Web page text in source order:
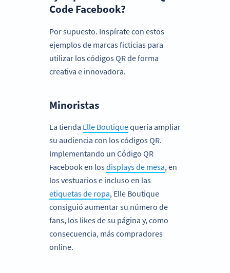
Code Facebook?
Por supuesto. Inspírate con estos
ejemplos de marcas ficticias para
utilizar los códigos QR de forma
creativa e innovadora.
Minoristas
La tienda Elle Boutiquequería ampliar
su audiencia con los códigos QR.
Implementando un Código QR
Facebook en losdisplays de mesa, en
los vestuarios e incluso en las
etiquetas de ropa, Elle Boutique
consiguió aumentar su número de
fans, los likes de su página y, como
consecuencia, más compradores
online.